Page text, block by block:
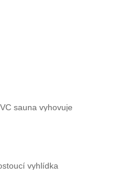
sauna vyhovuje
vyhlídka